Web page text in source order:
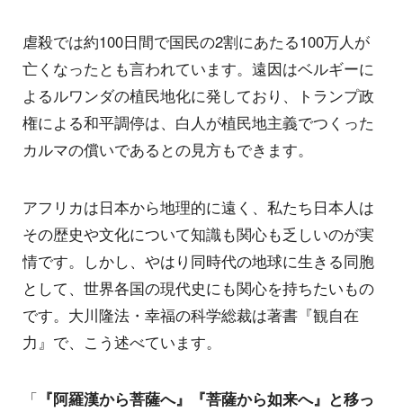
虐殺では約100日間で国民の2割にあたる100万人が
亡くなったとも言われています。遠因はベルギーに
よるルワンダの植民地化に発しており、トランプ政
権による和平調停は、白人が植民地主義でつくった
カルマの償いであるとの見方もできます。
アフリカは日本から地理的に遠く、私たち日本人は
その歴史や文化について知識も関心も乏しいのが実
情です。しかし、やはり同時代の地球に生きる同胞
として、世界各国の現代史にも関心を持ちたいもの
です。大川隆法・幸福の科学総裁は著書『観自在
力』で、こう述べています。
「 『阿羅漢から菩薩へ』『菩薩から如来へ』と移っ